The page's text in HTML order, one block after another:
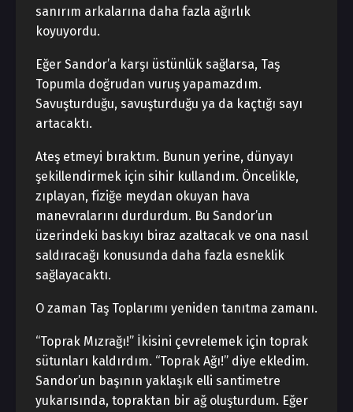
sanırım arkalarına daha fazla ağırlık
koyuyordu.
Eğer Sandor’a karşı üstünlük sağlarsa, Taş
Topumla doğrudan vuruş yapamazdım.
Savuşturduğu, savuşturduğu ya da kaçtığı sayı
artacaktı.
Ateş etmeyi bıraktım. Bunun yerine, dünyayı
şekillendirmek için sihir kullandım. Öncelikle,
zıplayan, fiziğe meydan okuyan hava
manevralarını durdurdum. Bu Sandor’un
üzerindeki baskıyı biraz azaltacak ve ona nasıl
saldıracağı konusunda daha fazla esneklik
sağlayacaktı.
O zaman Taş Toplarımı yeniden tanıtma zamanı.
“Toprak Mızrağı!” İkisini çevrelemek için toprak
sütunları kaldırdım. “Toprak Ağı!” diye ekledim.
Sandor’un başının yaklaşık elli santimetre
yukarısında, topraktan bir ağ oluşturdum. Eğer